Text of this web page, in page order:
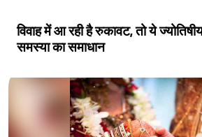
विवाह में आ रही है रुकावट, तो ये
समस्या का समाधान